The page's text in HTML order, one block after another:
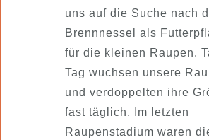
uns auf die Suche nach
Brennnessel als
für die kleinen Raupen.
Tag wuchsen unsere
und verdoppelten ihre
fast täglich. Im letzten
Raupenstadium waren